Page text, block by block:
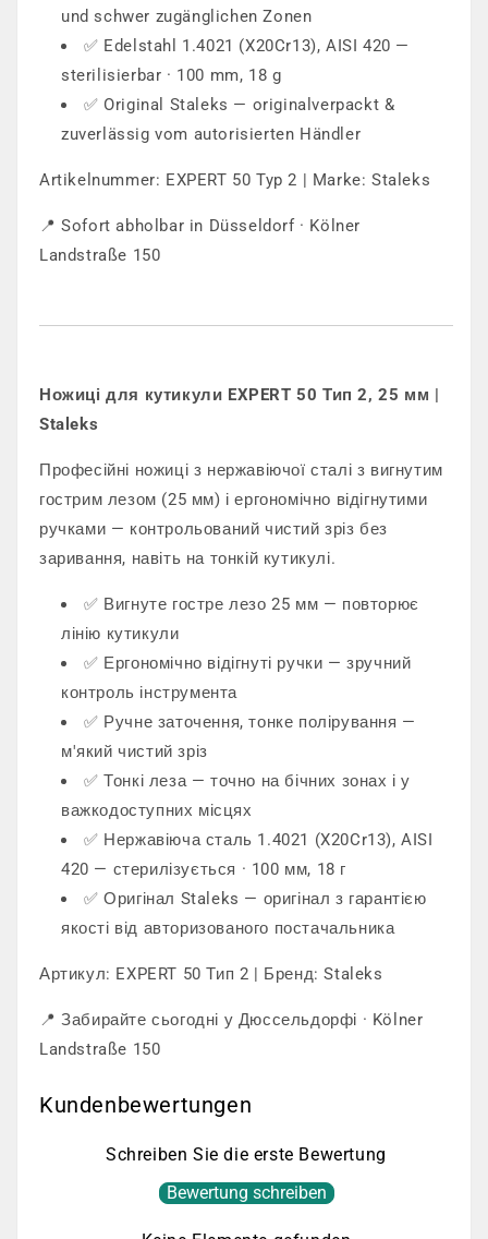
und schwer zugänglichen Zonen
✅ Edelstahl 1.4021 (X20Cr13), AISI 420 —
sterilisierbar · 100 mm, 18 g
✅ Original Staleks — originalverpackt &
zuverlässig vom autorisierten Händler
Artikelnummer: EXPERT 50 Typ 2 | Marke: Staleks
📍 Sofort abholbar in Düsseldorf · Kölner
Landstraße 150
Ножиці для кутикули EXPERT 50 Тип 2, 25 мм |
Staleks
Професійні ножиці з нержавіючої сталі з вигнутим
гострим лезом (25 мм) і ергономічно відігнутими
ручками — контрольований чистий зріз без
заривання, навіть на тонкій кутикулі.
✅ Вигнуте гостре лезо 25 мм — повторює
лінію кутикули
✅ Ергономічно відігнуті ручки — зручний
контроль інструмента
✅ Ручне заточення, тонке полірування —
м'який чистий зріз
✅ Тонкі леза — точно на бічних зонах і у
важкодоступних місцях
✅ Нержавіюча сталь 1.4021 (X20Cr13), AISI
420 — стерилізується · 100 мм, 18 г
✅ Оригінал Staleks — оригінал з гарантією
якості від авторизованого постачальника
Артикул: EXPERT 50 Тип 2 | Бренд: Staleks
📍 Забирайте сьогодні у Дюссельдорфі · Kölner
Landstraße 150
Kundenbewertungen
Schreiben Sie die erste Bewertung
Bewertung schreiben